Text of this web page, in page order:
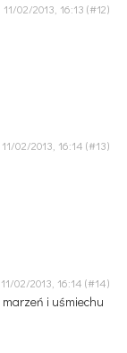
11/02/2013, 16:13
11/02/2013, 16:14
11/02/2013, 16:14
i uśmiechu